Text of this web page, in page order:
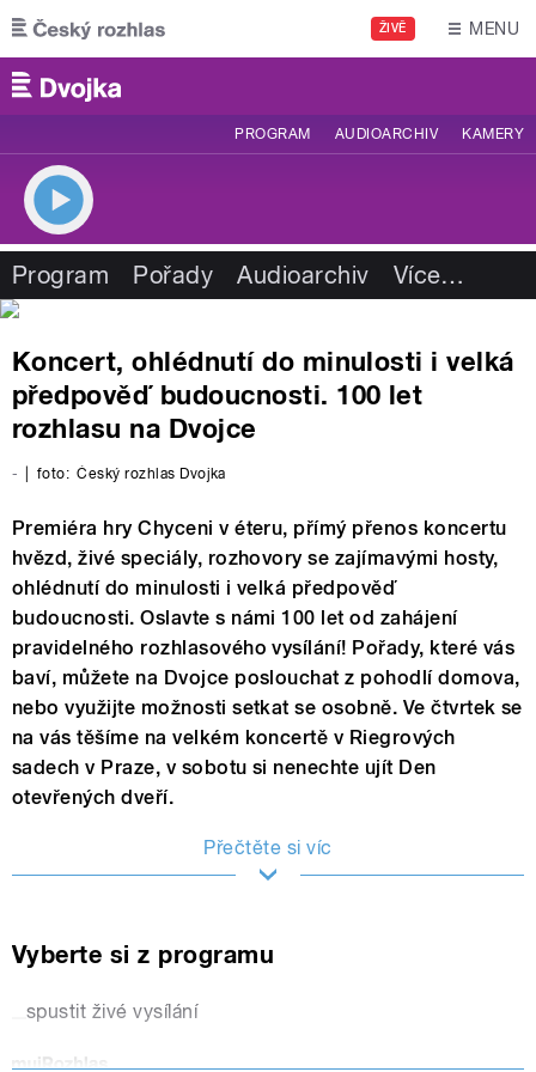
Přejít k hlavnímu obsahu
ŽIVĚ MENU
PROGRAM AUDIOARCHIV KAMERY
Program Pořady Audioarchiv Více…
Koncert, ohlédnutí do minulosti i velká
předpověď budoucnosti. 100 let
rozhlasu na Dvojce
- foto: Český rozhlas Dvojka
Premiéra hry Chyceni v éteru, přímý přenos koncertu
hvězd, živé speciály, rozhovory se zajímavými hosty,
ohlédnutí do minulosti i velká předpověď
budoucnosti. Oslavte s námi 100 let od zahájení
pravidelného rozhlasového vysílání! Pořady, které vás
baví, můžete na Dvojce poslouchat z pohodlí domova,
nebo využijte možnosti setkat se osobně. Ve čtvrtek se
na vás těšíme na velkém koncertě v Riegrových
sadech v Praze, v sobotu si nenechte ujít Den
otevřených dveří.
Přečtěte si víc
Vyberte si z programu
spustit živé vysílání